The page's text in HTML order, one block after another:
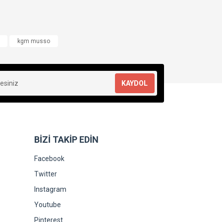
kgm musso
KAYDOL
BİZİ TAKİP EDİN
Facebook
Twitter
Instagram
Youtube
Pinterest